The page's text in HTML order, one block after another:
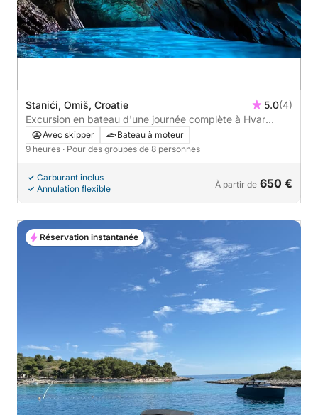
Stanići, Omiš, Croatie 5.0(4)
Excursion en bateau d'une journée complète à Hvar
caché et à la grotte bleue
Avec skipper
Bateau à moteur
9 heures · Pour des groupes de 8 personnes
Carburant inclus
Annulation flexible
À partir de 650 €
Réservation instantanée